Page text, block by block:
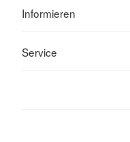
Informieren
Service